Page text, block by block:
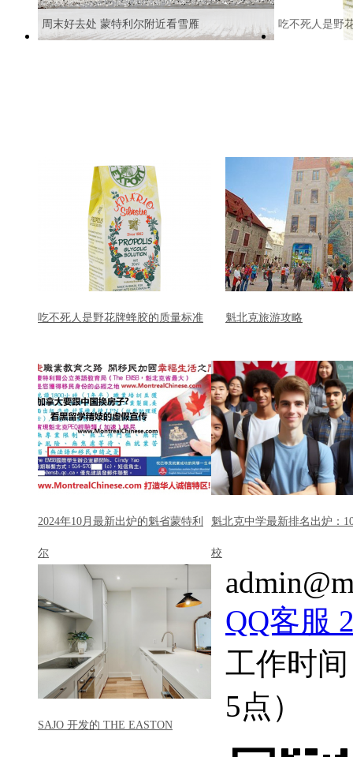
周末好去处 蒙特利尔附近看雪雁 吃不死人是野
吃不死人是野花牌蜂胶的质量标准 魁北克旅游攻略
2024年10月最新出炉的魁省蒙特利
尔
魁北克中学最新排名出炉：
校
SAJO 开发的 THE EASTON
QQ客服
工作时
5点）